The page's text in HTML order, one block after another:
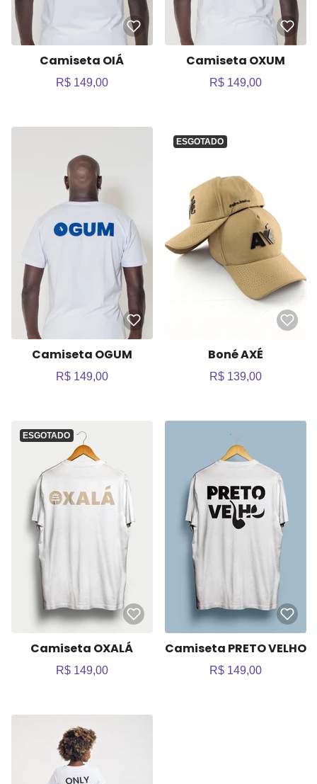
Camiseta OIÁ
R$ 149,00
Camiseta OXUM
R$ 149,00
Camiseta OGUM
R$ 149,00
ESGOTADO
Boné AXÉ
R$ 139,00
ESGOTADO
Camiseta OXALÁ
R$ 149,00
Camiseta PRETO VELHO
R$ 149,00